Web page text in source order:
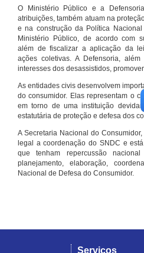
O Ministério Público e a
atribuições, também atuam na
e na construção da Política
Ministério Público, de acordo com
além de fiscalizar a aplicação da
ações coletivas. A Defensoria,
interesses dos desassistidos,
As entidades civis desenvolvem
do consumidor. Elas representam o
em torno de uma instituição
estatutária de proteção e defesa dos
A Secretaria Nacional do
legal a coordenação do SNDC e
que tenham repercussão
planejamento, elaboração,
Nacional de Defesa do Consumidor.
Serviços